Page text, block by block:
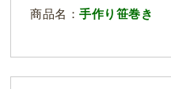
商品名：手作り笹巻き